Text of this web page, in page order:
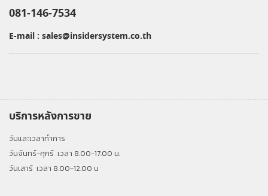
081-146-7534
E-mail : sales@insidersystem.co.th
บริการหลังการขาย
วันและเวลาทำการ
วันจันทร์-ศุกร์ เวลา 8.00-17.00 น.
วันเสาร์ เวลา 8.00-12.00 น